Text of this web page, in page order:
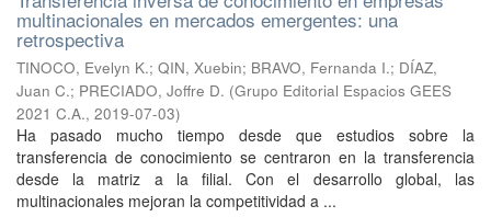
multinacionales en mercados emergentes: una
retrospectiva
TINOCO, Evelyn K.; QIN, Xuebin; BRAVO, Fernanda I.; DÍAZ,
Juan C.; PRECIADO, Joffre D. (Grupo Editorial Espacios GEES
2021 C.A., 2019-07-03)
Ha pasado mucho tiempo desde que estudios sobre la
transferencia de conocimiento se centraron en la transferencia
desde la matriz a la filial. Con el desarrollo global, las
multinacionales mejoran la competitividad a ...